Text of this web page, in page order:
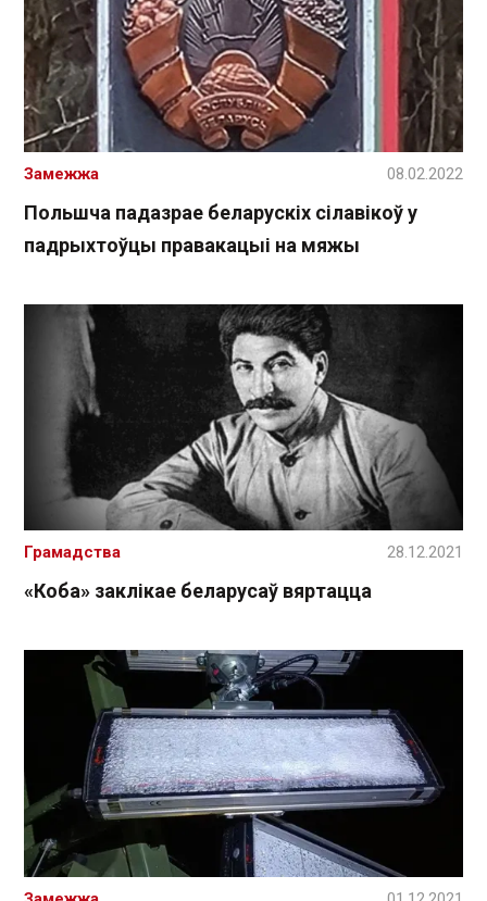
Польшча падазрае беларускіх сілавікоў у
падрыхтоўцы правакацыі на мяжы
Замежжа 08.02.2022
«Коба» заклікае беларусаў вяртацца
Грамадства 28.12.2021